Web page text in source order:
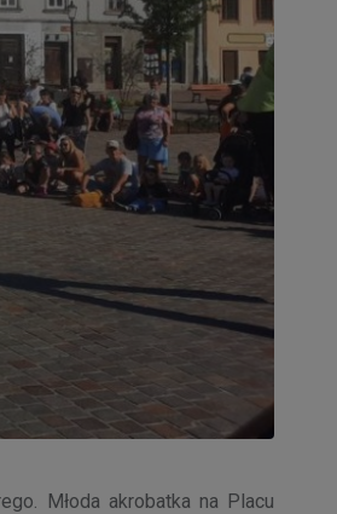
Młoda akrobatka na Placu